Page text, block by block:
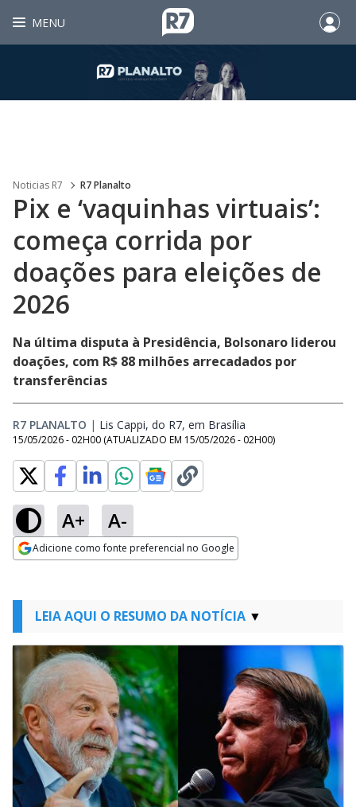
MENU
Noticias R7 R7 Planalto
Pix e ‘vaquinhas virtuais’:
começa corrida por
doações para eleições de
2026
Na última disputa à Presidência, Bolsonaro liderou
doações, com R$ 88 milhões arrecadados por
transferências
R7 PLANALTO | Lis Cappi, do R7, em Brasília
15/05/2026 - 02H00 (ATUALIZADO EM 15/05/2026 - 02H00)
A+ A-
Adicione como fonte preferencial no Google
LEIA AQUI O RESUMO DA NOTÍCIA